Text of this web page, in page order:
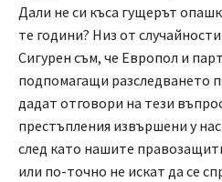
Дали не си къса гущерът
те години? Низ от
Сигурен съм, че Европол и
подпомагащи разследването
дадат отговори на тези
престъпления извършени у
след като нашите
или по-точно не искат да се